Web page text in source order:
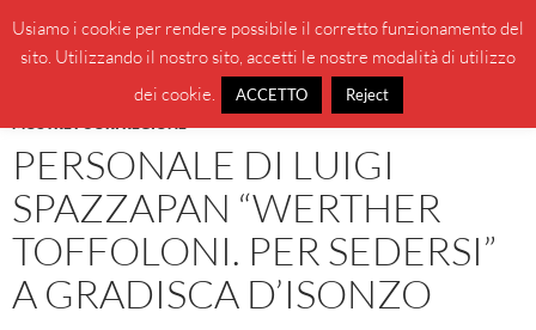
contenuto
BeppeBlog
MENU
MOSTRE FUORI REGIONE
PERSONALE DI LUIGI
SPAZZAPAN “WERTHER
TOFFOLONI. PER SEDERSI”
A GRADISCA D’ISONZO
Usiamo i cookie per rendere possibile il corretto funzionamento del
sito. Utilizzando il nostro sito, accetti le nostre modalità di utilizzo
dei cookie.
ACCETTO Reject